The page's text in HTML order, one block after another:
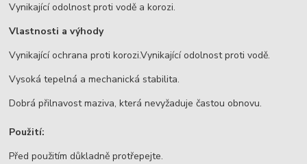
Vynikající odolnost proti vodě a korozi.
Vlastnosti a výhody
Vynikající ochrana proti korozi.Vynikající odolnost proti vodě.
Vysoká tepelná a mechanická stabilita.
Dobrá přilnavost maziva, která nevyžaduje častou obnovu.
Použití:
Před použitím důkladně protřepejte.